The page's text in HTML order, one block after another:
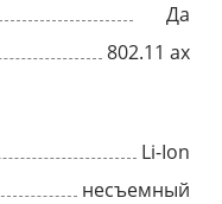
Да
802.11 ax
Li-Ion
несъемный